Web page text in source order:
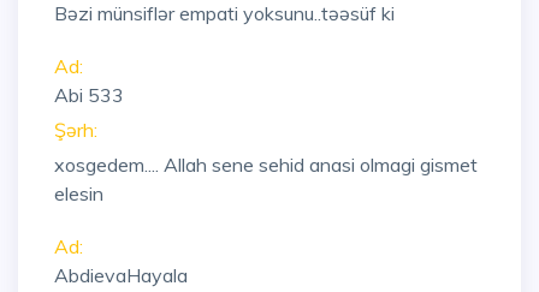
Bəzi münsiflər empati yoksunu..təəsüf ki
Ad:
Abi 533
Şərh:
xosgedem.... Allah sene sehid anasi olmagi gismet
elesin
Ad:
AbdievaHayala